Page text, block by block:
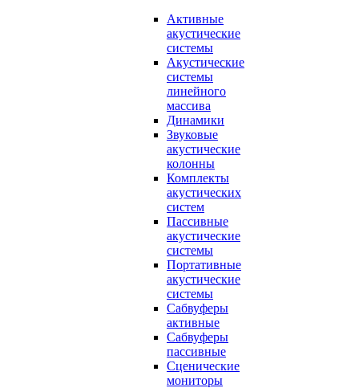
Активные
акустические
системы
Акустические
системы
линейного
массива
Динамики
Звуковые
акустические
колонны
Комплекты
акустических
систем
Пассивные
акустические
системы
Портативные
акустические
системы
Сабвуферы
активные
Сабвуферы
пассивные
Сценические
мониторы